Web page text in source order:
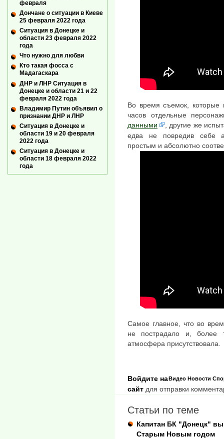
Во время съемок, которые
часов отдельные
данными
, другие же
едва не повредив себе
простым и абсолютно
Самое главное, что во
не пострадало и, более
атмосфера присутствовала.
Видео Новости
Войдите на
сайт для отправки
Статьи по теме
Капитан БК "Донецк"
Старым Новым годом
февраля
Дончане о ситуации в Киеве
25 февраля 2022 года
Ситуация в Донецке и
области 23 февраля 2022
года
Что нужно для любви
Кто такая фосса с
Мадагаскара
ДНР и ЛНР Ситуация в
Донецке и области 21 и 22
февраля 2022 года
Владимир Путин объявил о
признании ДНР и ЛНР
Ситуация в Донецке и
области 19 и 20 февраля
2022 года
Ситуация в Донецке и
области 18 февраля 2022
года